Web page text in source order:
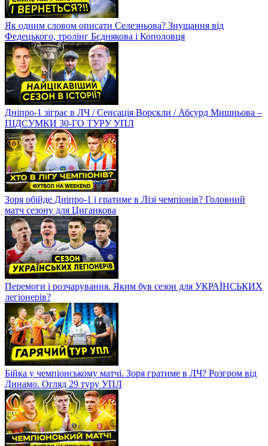
Як одним словом описати Селезньова? Знущання від
Федецького, тролінг Бєднякова і Кополовця
Дніпро-1 зіграє в ЛЧ / Сенсація Ворскли / Абсурд Мишньова –
ПІДСУМКИ 30-ГО ТУРУ УПЛ
Зоря обійде Дніпро-1 і гратиме в Лізі чемпіонів? Головний
матч сезону для Циганкова
Перемоги і розчарування. Яким був сезон для УКРАЇНСЬКИХ
легіонерів?
Бійка у чемпіонському матчі. Зоря гратиме в ЛЧ? Розгром від
Динамо. Огляд 29 туру УПЛ